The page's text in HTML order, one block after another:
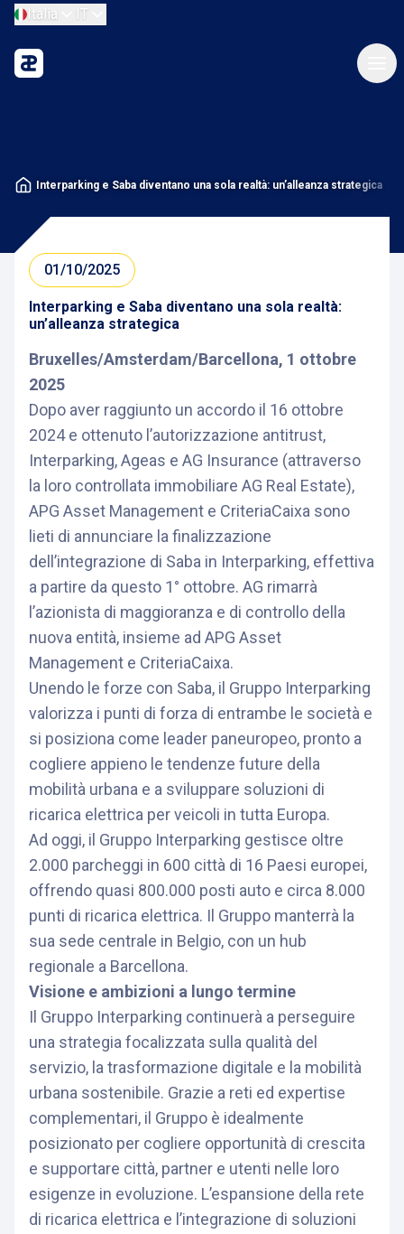
Italia IT
Interparking e Saba diventano una sola realtà: un’alleanza strategica
01/10/2025
Interparking e Saba diventano una sola realtà:
un’alleanza strategica
Bruxelles/Amsterdam/Barcellona, 1 ottobre
2025
Dopo aver raggiunto un accordo il 16 ottobre
2024 e ottenuto l’autorizzazione antitrust,
Interparking, Ageas e AG Insurance (attraverso
la loro controllata immobiliare AG Real Estate),
APG Asset Management e CriteriaCaixa sono
lieti di annunciare la finalizzazione
dell’integrazione di Saba in Interparking, effettiva
a partire da questo 1° ottobre. AG rimarrà
l’azionista di maggioranza e di controllo della
nuova entità, insieme ad APG Asset
Management e CriteriaCaixa.
Unendo le forze con Saba, il Gruppo Interparking
valorizza i punti di forza di entrambe le società e
si posiziona come leader paneuropeo, pronto a
cogliere appieno le tendenze future della
mobilità urbana e a sviluppare soluzioni di
ricarica elettrica per veicoli in tutta Europa.
Ad oggi, il Gruppo Interparking gestisce oltre
2.000 parcheggi in 600 città di 16 Paesi europei,
offrendo quasi 800.000 posti auto e circa 8.000
punti di ricarica elettrica. Il Gruppo manterrà la
sua sede centrale in Belgio, con un hub
regionale a Barcellona.
Visione e ambizioni a lungo termine
Il Gruppo Interparking continuerà a perseguire
una strategia focalizzata sulla qualità del
servizio, la trasformazione digitale e la mobilità
urbana sostenibile. Grazie a reti ed expertise
complementari, il Gruppo è idealmente
posizionato per cogliere opportunità di crescita
e supportare città, partner e utenti nelle loro
esigenze in evoluzione. L’espansione della rete
di ricarica elettrica e l’integrazione di soluzioni